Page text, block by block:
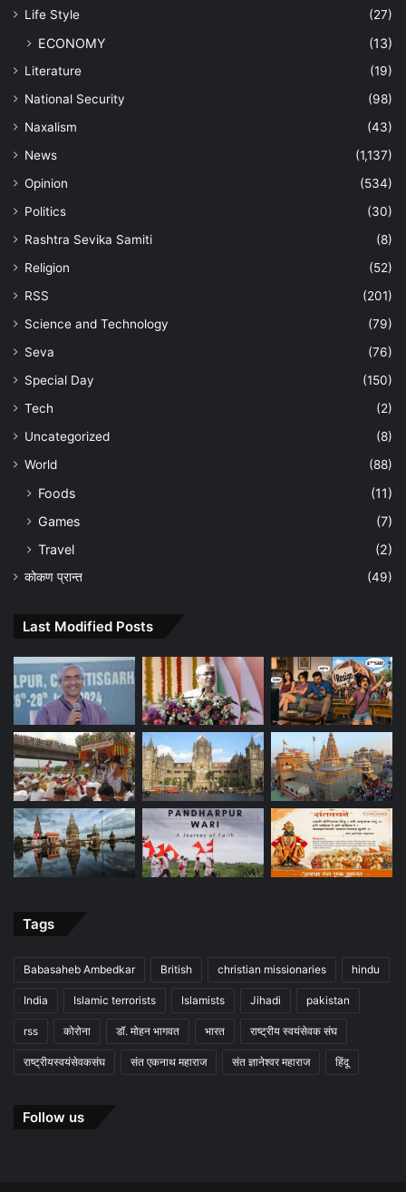
Life Style
(27)
ECONOMY (13)
Literature
(19)
National Security
(98)
Naxalism
(43)
News
(1,137)
Opinion
(534)
Politics
(30)
Rashtra Sevika Samiti
(8)
Religion
(52)
RSS
(201)
Science and Technology
(79)
Seva
(76)
Special Day
(150)
Tech
(2)
Uncategorized
(8)
World
(88)
Foods
(11)
Games
(7)
Travel
(2)
कोकण प्रान्त (49)
Last Modified Posts
Tags
Babasaheb Ambedkar British christian missionaries hindu
India Islamic terrorists Islamists Jihadi pakistan
rss कोरोना डॉ. मोहन भागवत भारत राष्ट्रीय स्वयंसेवक संघ
राष्ट्रीयस्वयंसेवकसंघ संत एकनाथ महाराज संत ज्ञानेश्वर महाराज हिंदू
Follow us